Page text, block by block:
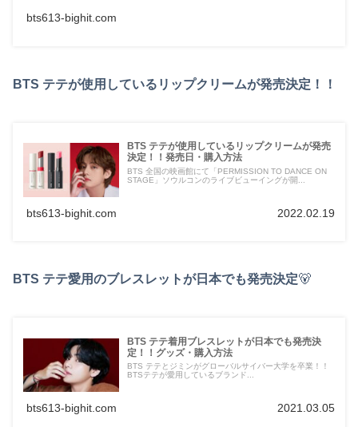
bts613-bighit.com
BTS テテが使用しているリップクリームが発売決定！！
BTS テテが使用しているリップクリームが発売
決定！！発売日・購入方法
BTS 全国の映画館にて「PERMISSION TO DANCE ON
STAGE」ソウルコンのライブビューイングが開...
bts613-bighit.com 2022.02.19
BTS テテ愛用のブレスレットが日本でも発売決定🐻
BTS テテ着用ブレスレットが日本でも発売決
定！！グッズ・購入方法
BTS テテとジミンがグローバルサイバー大学を卒業！！
BTSテテが愛用しているブランド...
bts613-bighit.com 2021.03.05